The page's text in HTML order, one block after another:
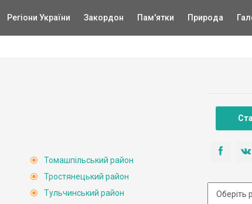
Регіони України Закордон Пам'ятки Природа
Томашпільський район
Тростянецький район
Тульчинський район